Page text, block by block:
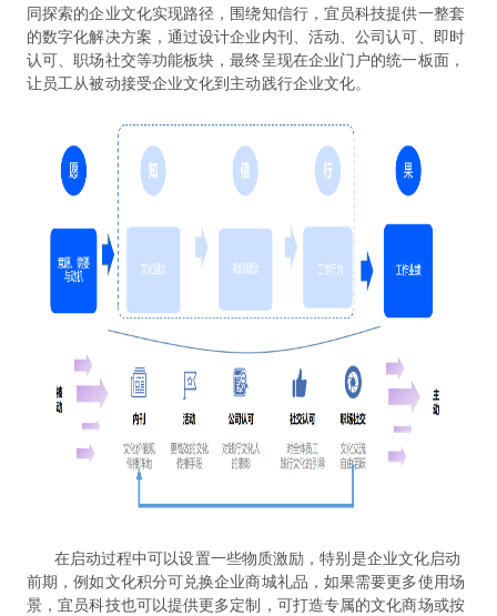
同探索的企业文化实现路径，围绕知信行，宜员科技提供一整套
的数字化解决方案，通过设计企业内刊、活动、公司认可、即时
认可、职场社交等功能板块，最终呈现在企业门户的统一板面，
让员工从被动接受企业文化到主动践行企业文化。
在启动过程中可以设置一些物质激励，特别是企业文化启动
前期，例如文化积分可兑换企业商城礼品，如果需要更多使用场
景，宜员科技也可以提供更多定制，可打造专属的文化商场或按